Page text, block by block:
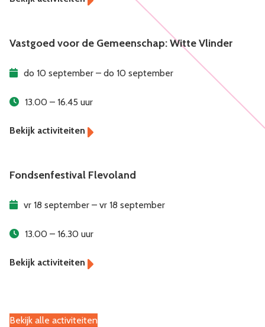
Vastgoed voor de Gemeenschap: Witte Vlinder
do 10 september – do 10 september
13.00 – 16.45 uur
Fondsenfestival Flevoland
vr 18 september – vr 18 september
13.00 – 16.30 uur
Bekijk alle activiteiten